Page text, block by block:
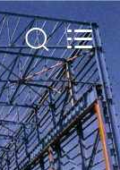
المنزل
المنتجات
Qingdao
Fabrication
Ltd..
Rights
Reserved.